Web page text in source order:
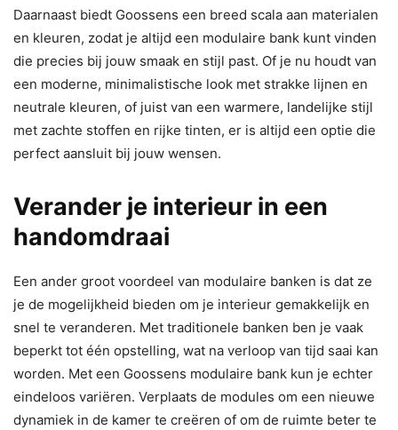
Daarnaast biedt Goossens een breed scala aan materialen
en kleuren, zodat je altijd een modulaire bank kunt vinden
die precies bij jouw smaak en stijl past. Of je nu houdt van
een moderne, minimalistische look met strakke lijnen en
neutrale kleuren, of juist van een warmere, landelijke stijl
met zachte stoffen en rijke tinten, er is altijd een optie die
perfect aansluit bij jouw wensen.
Verander je interieur in een
handomdraai
Een ander groot voordeel van modulaire banken is dat ze
je de mogelijkheid bieden om je interieur gemakkelijk en
snel te veranderen. Met traditionele banken ben je vaak
beperkt tot één opstelling, wat na verloop van tijd saai kan
worden. Met een Goossens modulaire bank kun je echter
eindeloos variëren. Verplaats de modules om een nieuwe
dynamiek in de kamer te creëren of om de ruimte beter te